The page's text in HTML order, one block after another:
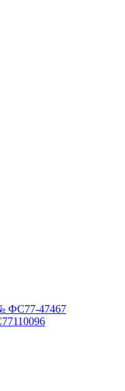
ФС77-47467